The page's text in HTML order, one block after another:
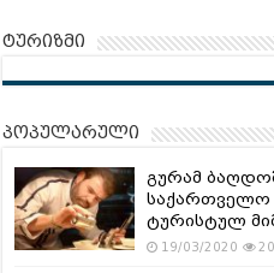
ტურიზმი
პოპულარული
გურამ
ტურისტულ
19/03/2020